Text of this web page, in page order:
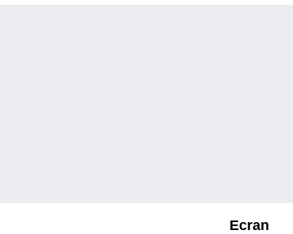
Ecran